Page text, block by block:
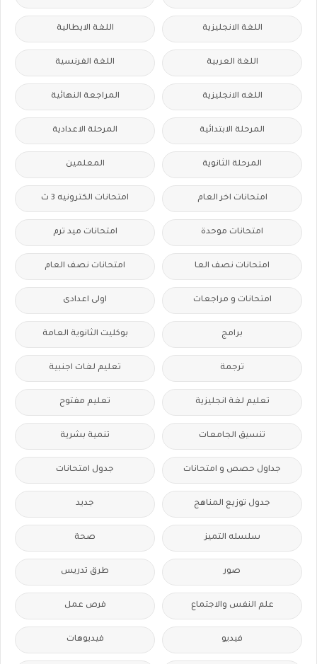
اللغة الانجليزية اللغة الايطالية
اللغة العربية اللغة الفرنسية
اللغه الانجليزية المراجعة النهائية
المرحلة الابتدائية المرحلة الاعدادية
المرحلة الثانوية المعلمين
امتحانات اخر العام امتحانات الكترونيه 3 ث
امتحانات موحدة امتحانات ميد ترم
امتحانات نصف العا امتحانات نصف العام
امتحانات و مراجعات اولى اعدادى
برامج بوكليت الثانوية العامة
ترجمة تعليم لغات اجنبية
تعليم لغة انجليزية تعليم مفتوح
تنسيق الجامعات تنمية بشرية
جداول حصص و امتحانات جدول امتحانات
جدول توزيع المناهج جديد
سلسله التميز صحة
صور طرق تدريس
علم النفس والاجتماع فرص عمل
فيديو فيديوهات